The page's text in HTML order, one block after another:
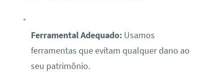
Ferramental Adequado:Usamos
ferramentas que evitam qualquer dano ao
seu patrimônio.